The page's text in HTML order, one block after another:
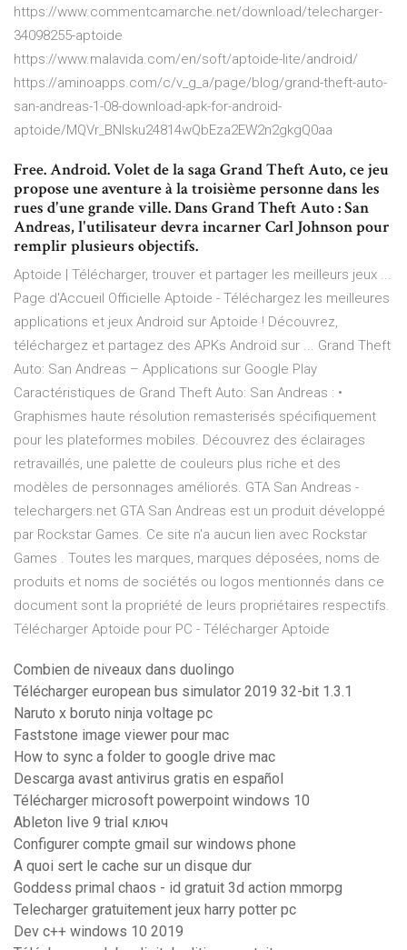
https://www.commentcamarche.net/download/telecharger-
34098255-aptoide
https://www.malavida.com/en/soft/aptoide-lite/android/
https://aminoapps.com/c/v_g_a/page/blog/grand-theft-auto-
san-andreas-1-08-download-apk-for-android-
aptoide/MQVr_BNlsku24814wQbEza2EW2n2gkgQ0aa
Free. Android. Volet de la saga Grand Theft Auto, ce jeu
propose une aventure à la troisième personne dans les
rues d'une grande ville. Dans Grand Theft Auto : San
Andreas, l'utilisateur devra incarner Carl Johnson pour
remplir plusieurs objectifs.
Aptoide | Télécharger, trouver et partager les meilleurs jeux ...
Page d'Accueil Officielle Aptoide - Téléchargez les meilleures
applications et jeux Android sur Aptoide ! Découvrez,
téléchargez et partagez des APKs Android sur ... Grand Theft
Auto: San Andreas – Applications sur Google Play
Caractéristiques de Grand Theft Auto: San Andreas : •
Graphismes haute résolution remasterisés spécifiquement
pour les plateformes mobiles. Découvrez des éclairages
retravaillés, une palette de couleurs plus riche et des
modèles de personnages améliorés. GTA San Andreas -
telechargers.net GTA San Andreas est un produit développé
par Rockstar Games. Ce site n'a aucun lien avec Rockstar
Games . Toutes les marques, marques déposées, noms de
produits et noms de sociétés ou logos mentionnés dans ce
document sont la propriété de leurs propriétaires respectifs.
Télécharger Aptoide pour PC - Télécharger Aptoide
Combien de niveaux dans duolingo
Télécharger european bus simulator 2019 32-bit 1.3.1
Naruto x boruto ninja voltage pc
Faststone image viewer pour mac
How to sync a folder to google drive mac
Descarga avast antivirus gratis en español
Télécharger microsoft powerpoint windows 10
Ableton live 9 trial ключ
Configurer compte gmail sur windows phone
A quoi sert le cache sur un disque dur
Goddess primal chaos - id gratuit 3d action mmorpg
Telecharger gratuitement jeux harry potter pc
Dev c++ windows 10 2019